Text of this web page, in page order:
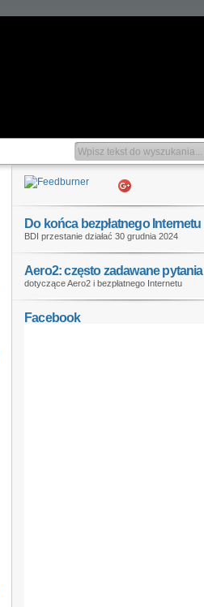
Do końca bezpłatnego Internetu
BDI przestanie działać 30 grudnia 2024
Aero2: często zadawane pytania
dotyczące Aero2 i bezpłatnego Internetu
Facebook